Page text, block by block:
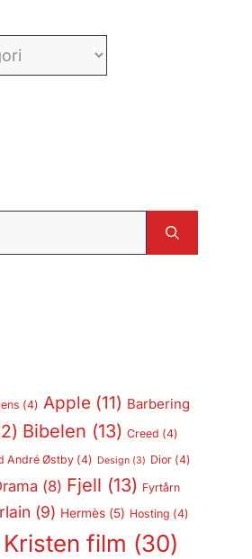
(4) Apple (11) Barbering
Bibelen (13) Creed (4)
André Østby(4) Design(3) Dior(4)
(8) Fjell (13) Fyrtårn
(9) Hermès(5) Hosting (4)
Kristen film (30)